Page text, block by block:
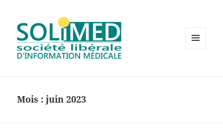
Mois :juin 2023